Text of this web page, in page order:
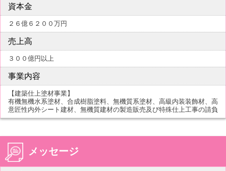
資本金
２６億６２００万円
売上高
３００億円以上
事業内容
【建築仕上塗材事業】
有機無機水系塗材、合成樹脂塗料、無機質系塗材、高級内装装飾材、高
意匠性内外シート建材、無機質建材の製造販売及び特殊仕上工事の請負
メッセージ